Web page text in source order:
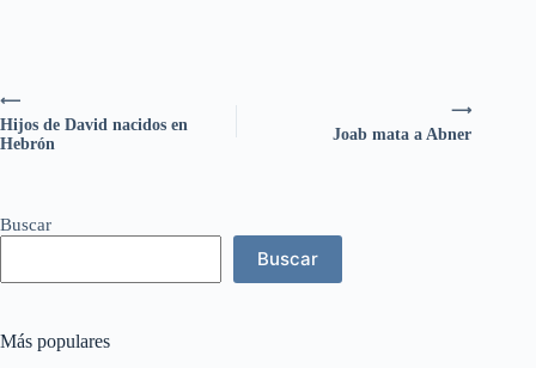
⟶
Joab mata a Abner
⟵
Hijos de David nacidos en
Hebrón
Buscar
Buscar
Más populares